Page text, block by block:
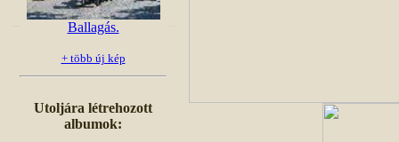
Ballagás.
+ több új kép
Utoljára létrehozott
albumok: